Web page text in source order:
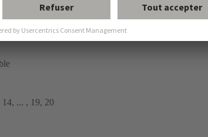
14, ... , 19, 20